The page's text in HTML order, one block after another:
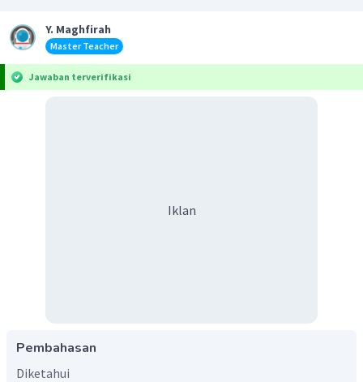
Y. Maghfirah
Master Teacher
Jawaban terverifikasi
Iklan
Pembahasan
Diketahui